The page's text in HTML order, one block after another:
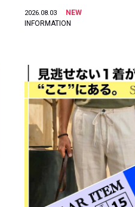
2026.08.03
NEW
INFORMATION